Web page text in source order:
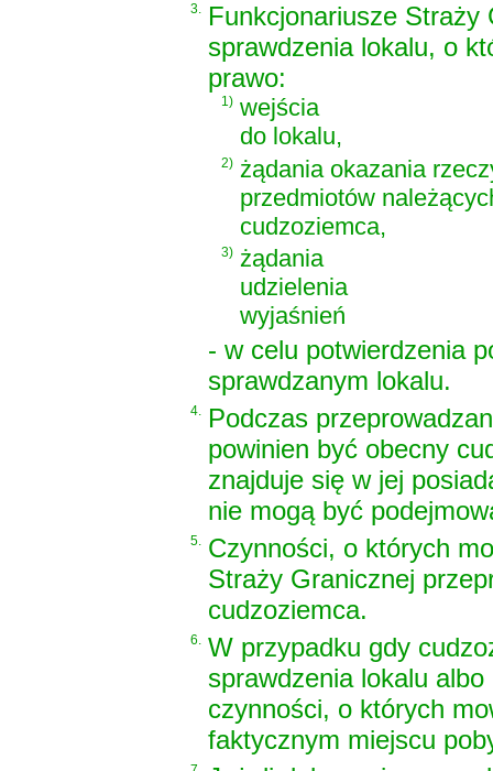
3. Funkcjonariusze Straży
sprawdzenia lokalu, o
prawo:
1) wejścia
do lokalu,
2) żądania okazania
przedmiotów
cudzoziemca,
3) żądania
udzielenia
wyjaśnień
- w celu potwierdzenia
sprawdzanym lokalu.
4. Podczas
powinien być obecny
znajduje się w jej
nie mogą być
5. Czynności, o których
Straży Granicznej
cudzoziemca.
6. W przypadku gdy
sprawdzenia lokalu
czynności, o których
faktycznym miejscu